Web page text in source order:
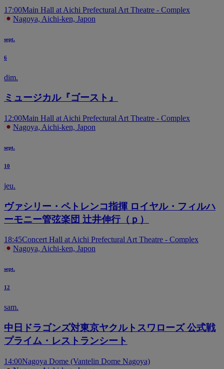
17:00Main Hall at Aichi Prefectural Art Theatre - Complex
Nagoya, Aichi-ken, Japon
sept.
6
dim.
ミュージカル『ゴースト』
12:00Main Hall at Aichi Prefectural Art Theatre - Complex
Nagoya, Aichi-ken, Japon
sept.
10
jeu.
ヴァシリー・ペトレンコ指揮 ロイヤル・フィルハ
ーモニー管弦楽団 辻井伸行（ｐ）
18:45Concert Hall at Aichi Prefectural Art Theatre - Complex
Nagoya, Aichi-ken, Japon
sept.
12
sam.
中日ドラゴンズ対東京ヤクルトスワローズ 公式戦
プライム・レストランシート
14:00Nagoya Dome (Vantelin Dome Nagoya)